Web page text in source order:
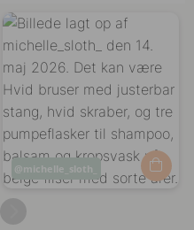
Opslag
offentliggjort
michelle_sloth_